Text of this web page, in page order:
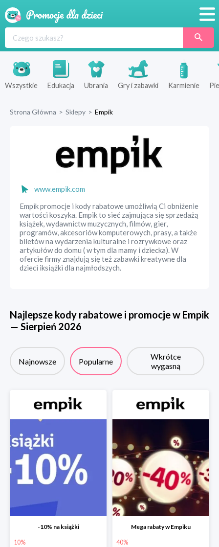
Produkty
Sklepy
Wszystkie Edukacja Ubrania Gry i zabawki Karmienie
Strona Główna > Sklepy > Empik
www.empik.com
Empik promocje i kody rabatowe umożliwią Ci obniżenie
wartości koszyka. Empik to sieć zajmująca się sprzedażą
książek, wydawnictw muzycznych, filmów, gier,
programów, akcesoriów komputerowych, prasy, a także
biletów na wydarzenia kulturalne i rozrywkowe oraz
artykułów do domu ( w tym dla mamy i dziecka). W
ofercie firmy znajdują się też zabawki kreatywne dla
dzieci iksiążki dla najmłodszych.
Najlepsze kody rabatowe i promocje w Empik
— Sierpień 2026
Najnowsze Popularne
Wkrótce
wygasną
-10% na książki
10%
Mega rabaty w Empiku
40%